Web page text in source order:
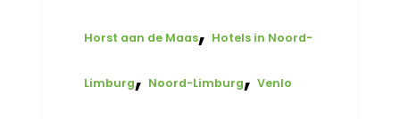
Horst aan de Maas, Hotels in Noord-
Limburg, Noord-Limburg,Venlo